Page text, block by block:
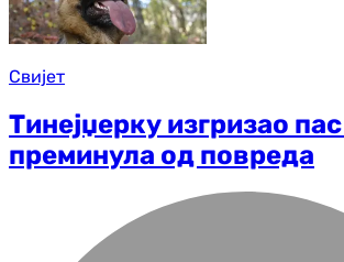
Свијет
Тинејџерку изгризао
преминула од повреда